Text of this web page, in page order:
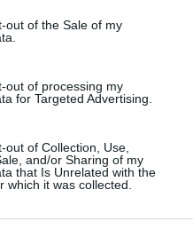
out of the Sale of my
out of processing my
for Targeted Advertising.
out of Collection, Use,
and/or Sharing of my
that Is Unrelated with the
which it was collected.
részesült még a Sárkány
Népszínház
című darabja színpadi
túli színházi estek